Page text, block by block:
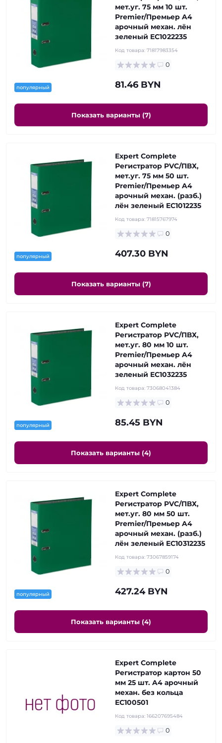
популярный
мет.уг. 75 мм 10 шт.
Premier/Премьер A4
арочный механ. лён
зеленый EC1022235
Код товара: 71817983354
0
81.46 BYN
Показать варианты (7)
популярный
Expert Complete
Регистратор PVC/ПВХ,
мет.уг. 75 мм 50 шт.
Premier/Премьер A4
арочный механ. (разб.)
лён зеленый EC1012235
Код товара: 71815767974
0
407.30 BYN
Показать варианты (7)
популярный
Expert Complete
Регистратор PVC/ПВХ,
мет.уг. 80 мм 10 шт.
Premier/Премьер A4
арочный механ. лён
зеленый EC1032235
Код товара: 73068041384
0
85.45 BYN
Показать варианты (4)
популярный
Expert Complete
Регистратор PVC/ПВХ,
мет.уг. 80 мм 50 шт.
Premier/Премьер A4
арочный механ. (разб.)
лён зеленый EC10312235
Код товара: 73067859174
0
427.24 BYN
Показать варианты (4)
Expert Complete
Регистратор картон 50
мм 25 шт. A4 арочный
механ. без кольца
EC100501
Код товара: 166207695484
0